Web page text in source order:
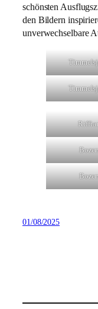
schönsten
den Bildern
unverwechselbare
01/08/2025